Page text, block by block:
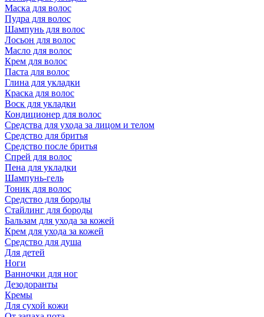
Маска для волос
Пудра для волос
Шампунь для волос
Лосьон для волос
Масло для волос
Крем для волос
Паста для волос
Глина для укладки
Краска для волос
Воск для укладки
Кондиционер для волос
Средства для ухода за лицом и телом
Средство для бритья
Средство после бритья
Спрей для волос
Пена для укладки
Шампунь-гель
Тоник для волос
Средство для бороды
Стайлинг для бороды
Бальзам для ухода за кожей
Крем для ухода за кожей
Средство для душа
Для детей
Ноги
Ванночки для ног
Дезодоранты
Кремы
Для сухой кожи